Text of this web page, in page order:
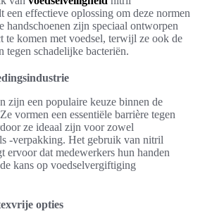
een effectieve oplossing om deze normen
handschoenen zijn speciaal ontworpen
te komen met voedsel, terwijl ze ook de
tegen schadelijke bacteriën.
zijn een populaire keuze binnen de
vormen een essentiële barrière tegen
ze ideaal zijn voor zowel
-verpakking. Het gebruik van nitril
ervoor dat medewerkers hun handen
kans op voedselvergiftiging
opties